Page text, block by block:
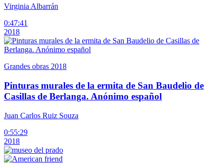
Virginia Albarrán
0:47:41
2018
Grandes obras 2018
Pinturas murales de la ermita de San Baudelio de
Casillas de Berlanga. Anónimo español
Juan Carlos Ruiz Souza
0:55:29
2018